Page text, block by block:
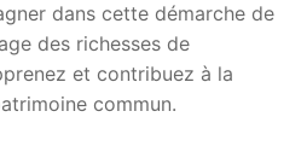
dans cette démarche de
des richesses de
et contribuez à la
commun.